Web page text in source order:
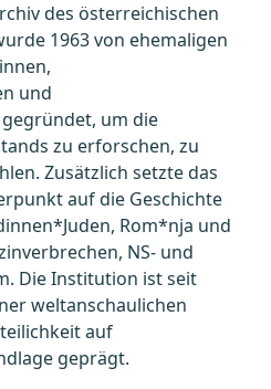
des österreichischen
1963 von ehemaligen
und
um die
zu erforschen, zu
Zusätzlich setzte das
auf die Geschichte
Rom*nja und
NS- und
Die Institution ist seit
weltanschaulichen
auf
geprägt.